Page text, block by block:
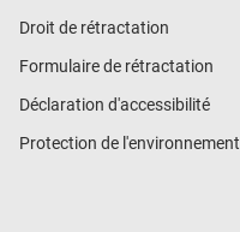
Droit de rétractation
Formulaire de rétractation
Déclaration d'accessibilité
Protection de l'environnement